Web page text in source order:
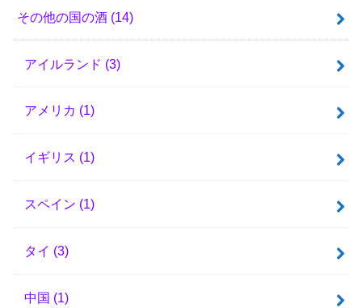
その他の国の酒 (14)
アイルランド (3)
アメリカ (1)
イギリス (1)
スペイン (1)
タイ (3)
中国 (1)